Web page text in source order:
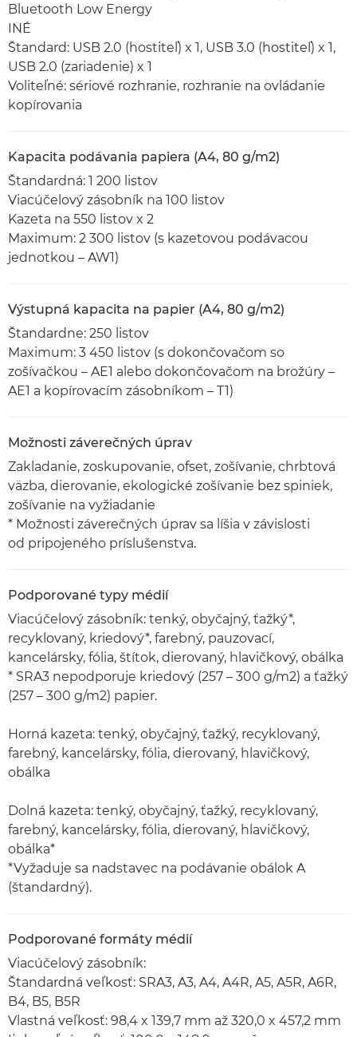
Bluetooth Low Energy
INÉ
Štandard: USB 2.0 (hostiteľ) x 1, USB 3.0 (hostiteľ) x 1,
USB 2.0 (zariadenie) x 1
Voliteľné: sériové rozhranie, rozhranie na ovládanie
kopírovania
Kapacita podávania papiera (A4, 80 g/m2)
Štandardná: 1 200 listov
Viacúčelový zásobník na 100 listov
Kazeta na 550 listov x 2
Maximum: 2 300 listov (s kazetovou podávacou
jednotkou – AW1)
Výstupná kapacita na papier (A4, 80 g/m2)
Štandardne: 250 listov
Maximum: 3 450 listov (s dokončovačom so
zošívačkou – AE1 alebo dokončovačom na brožúry –
AE1 a kopírovacím zásobníkom – T1)
Možnosti záverečných úprav
Zakladanie, zoskupovanie, ofset, zošívanie, chrbtová
väzba, dierovanie, ekologické zošívanie bez spiniek,
zošívanie na vyžiadanie
* Možnosti záverečných úprav sa líšia v závislosti
od pripojeného príslušenstva.
Podporované typy médií
Viacúčelový zásobník: tenký, obyčajný, ťažký*,
recyklovaný, kriedový*, farebný, pauzovací,
kancelársky, fólia, štítok, dierovaný, hlavičkový, obálka
* SRA3 nepodporuje kriedový (257 – 300 g/m2) a ťažký
(257 – 300 g/m2) papier.
Horná kazeta: tenký, obyčajný, ťažký, recyklovaný,
farebný, kancelársky, fólia, dierovaný, hlavičkový,
obálka
Dolná kazeta: tenký, obyčajný, ťažký, recyklovaný,
farebný, kancelársky, fólia, dierovaný, hlavičkový,
obálka*
*Vyžaduje sa nadstavec na podávanie obálok A
(štandardný).
Podporované formáty médií
Viacúčelový zásobník:
Štandardná veľkosť: SRA3, A3, A4, A4R, A5, A5R, A6R,
B4, B5, B5R
Vlastná veľkosť: 98,4 x 139,7 mm až 320,0 x 457,2 mm